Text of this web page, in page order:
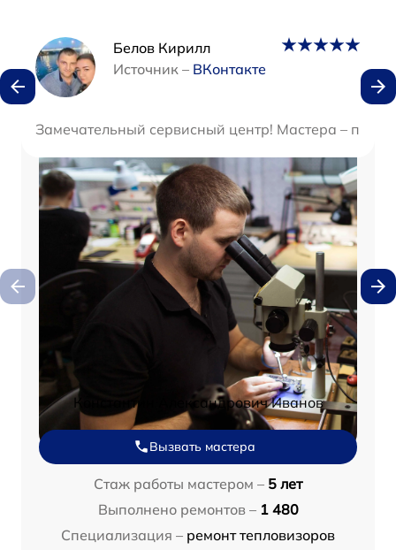
Белов Кирилл
Источник – ВКонтакте
Замечательный сервисный центр! Мастера –
Наши мастера
Константин Александрович Иванов
Вызвать мастера
Стаж работы мастером – 5 лет
Выполнено ремонтов – 1 480
Специализация – ремонт тепловизоров